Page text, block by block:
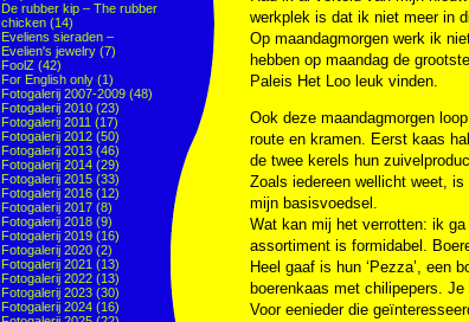
De rubber kip – The rubber
chicken (14)
Eveliens sieraden –
Evelien's jewelry (7)
FoolZ (42)
For English only (1)
Fotogalerij 2007-2009 (48)
Fotogalerij 2010 (23)
Fotogalerij 2011 (17)
Fotogalerij 2012 (50)
Fotogalerij 2013 (46)
Fotogalerij 2014 (29)
Fotogalerij 2015 (33)
Fotogalerij 2016 (12)
Fotogalerij 2017 (8)
Fotogalerij 2018 (9)
Fotogalerij 2019 (16)
Fotogalerij 2020 (2)
Fotogalerij 2021 (13)
Fotogalerij 2022 (13)
Fotogalerij 2023 (30)
Fotogalerij 2024 (16)
werkplek is dat ik niet meer in
Op maandagmorgen werk ik
hebben op maandag de
Paleis Het Loo leuk vinden.
Ook deze maandagmorgen
route en kramen. Eerst kaas
de twee kerels hun
Zoals iedereen wellicht weet,
mijn basisvoedsel.
Wat kan mij het verrotten: ik
assortiment is formidabel.
Heel gaaf is hun ‘Pezza’, een
boerenkaas met chilipepers.
Voor eenieder die